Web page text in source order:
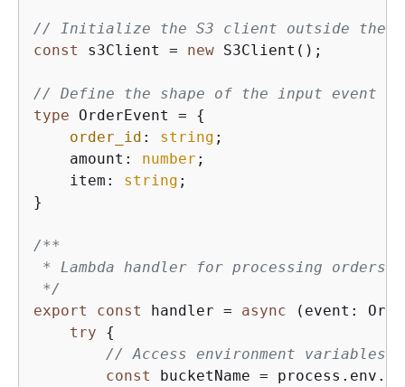
// Initialize the S3 client outside the
const
s3Client = new S3Client();
// Define the shape of the input event
type OrderEvent = {
order_id : string ;
    amount:
number ;
    item:
string ;
}
/**
* Lambda handler for processing
*/
export
const handler = async (event:
try
{
// Access environment variables
const
bucketName =